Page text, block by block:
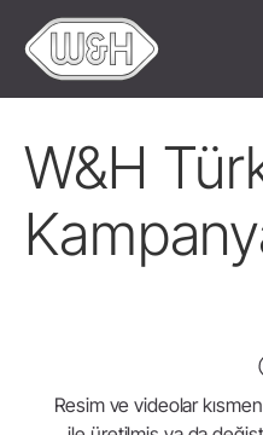
W&H
Resim ve videolar